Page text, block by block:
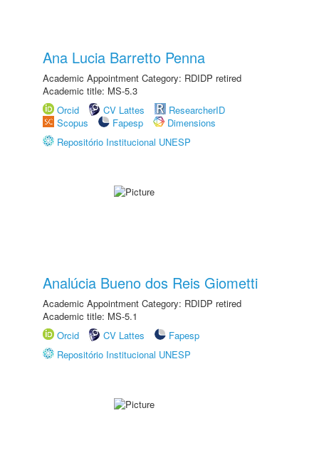
Ana Lucia Barretto Penna
Academic Appointment Category: RDIDP retired
Academic title: MS-5.3
Orcid
CV Lattes
ResearcherID
Scopus
Fapesp
Dimensions
Repositório Institucional UNESP
Analúcia Bueno dos Reis Giometti
Academic Appointment Category: RDIDP retired
Academic title: MS-5.1
Orcid
CV Lattes
Fapesp
Repositório Institucional UNESP